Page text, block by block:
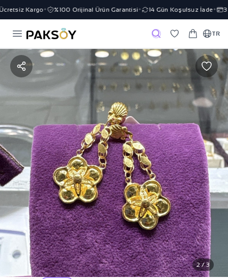
Kargo✦ %100 Orijinal Ürün Garantisi ✦ 14 Gün Koşulsuz İade✦ 3
TR
2 / 3